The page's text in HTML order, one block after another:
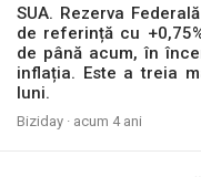
SUA. Rezerva
de referință cu
de până acum, în
inflația. Este a treia
luni.
Biziday · acum 4 ani